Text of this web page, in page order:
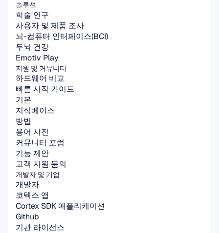
솔루션
학술 연구
사용자 및 제품 조사
뇌-컴퓨터 인터페이스(BCI)
두뇌 건강
Emotiv Play
지원 및 커뮤니티
하드웨어 비교
빠른 시작 가이드
기본
지식베이스
방법
용어 사전
커뮤니티 포럼
기능 제안
고객 지원 문의
개발자 및 기업
개발자
코텍스 앱
Cortex SDK 애플리케이션
Github
기관 라이선스